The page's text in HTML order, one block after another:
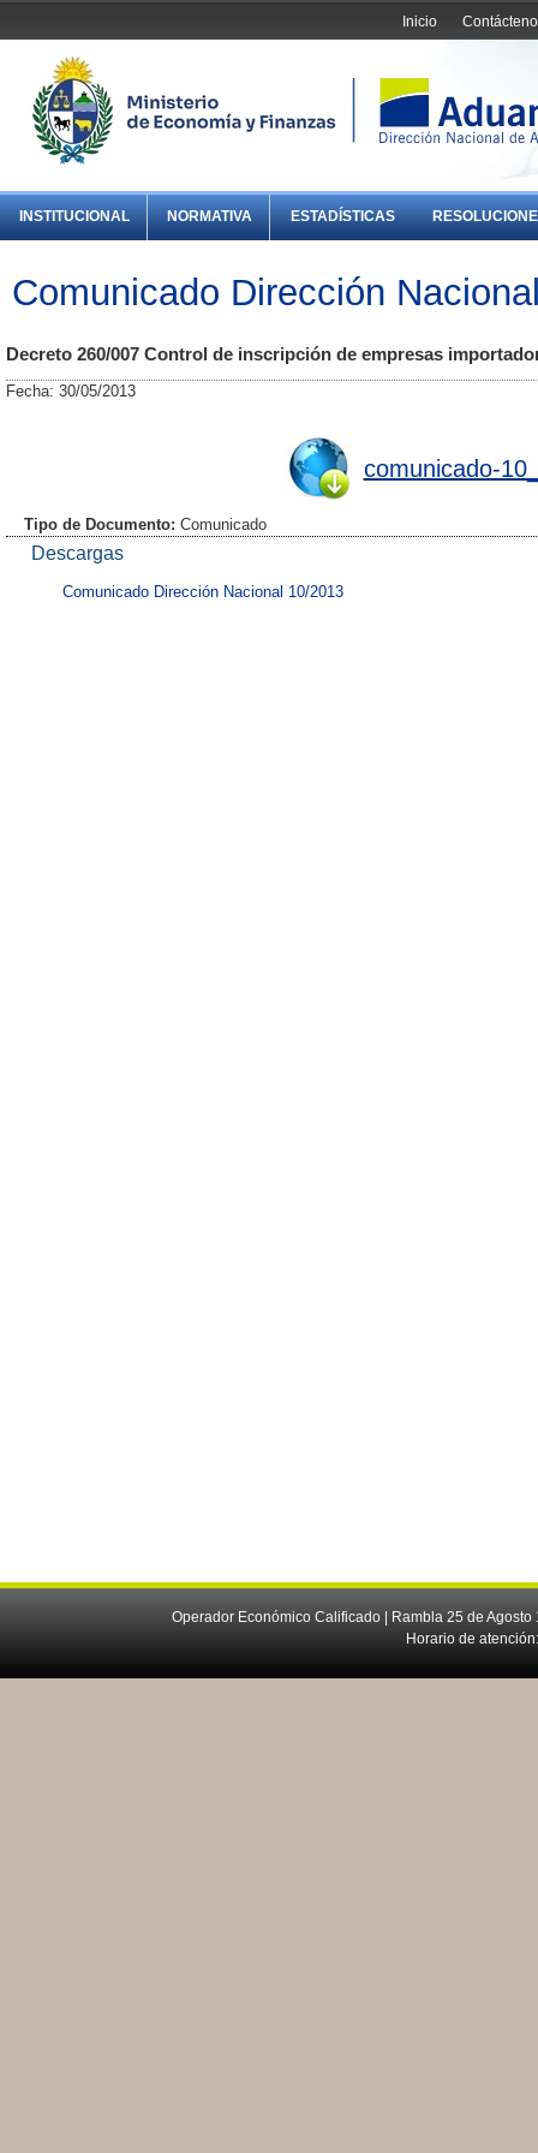
Inicio
INSTITUCIONAL NORMATIVA ESTADÍSTICAS
Comunicado Dirección
Decreto 260/007 Control de inscripción de empresas
Fecha: 30/05/2013
comunicado-
Tipo de Documento: Comunicado
Descargas
Comunicado Dirección Nacional 10/2013
Operador Económico Calificado | Rambla 25 de
Horario de